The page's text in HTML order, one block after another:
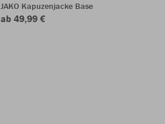
JAKO Kapuzenjacke Base
ab 49,99 €